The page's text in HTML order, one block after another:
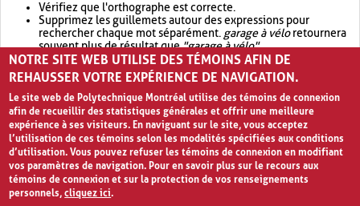
Vérifiez que l'orthographe est correcte.
Supprimez les guillemets autour des expressions pour
rechercher chaque mot séparément. garage à véloretournera
souvent plus de résultat que"garage à vélo".
Envisagez d'élargir votre recherche avec OR.garage OR vélo
retournera souvent plus de résultat quegarage à vélo
NOTRE SITE WEB UTILISE DES TÉMOINS AFIN DE
REHAUSSER VOTRE EXPÉRIENCE DE NAVIGATION.
Le site web de Polytechnique Montréal utilise des témoins de connexion
afin de recueillir des statistiques générales et offrir une meilleure
expérience à ses visiteurs. En naviguant sur le site, vous acceptez
l’utilisation de ces témoins selon les modalités spécifiées aux conditions
d’utilisation. Vous pouvez refuser les témoins de connexion en modifiant
vos paramètres de navigation. Pour en savoir plus sur le recours aux
témoins de connexion et sur la protection de vos renseignements
personnels,cliquez ici.